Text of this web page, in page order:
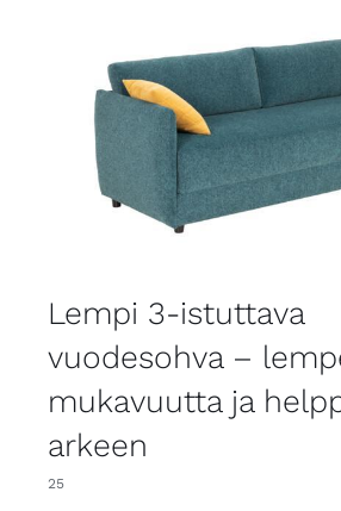
Lempi 3-istuttava
vuodesohva –
mukavuutta ja
arkeen
25